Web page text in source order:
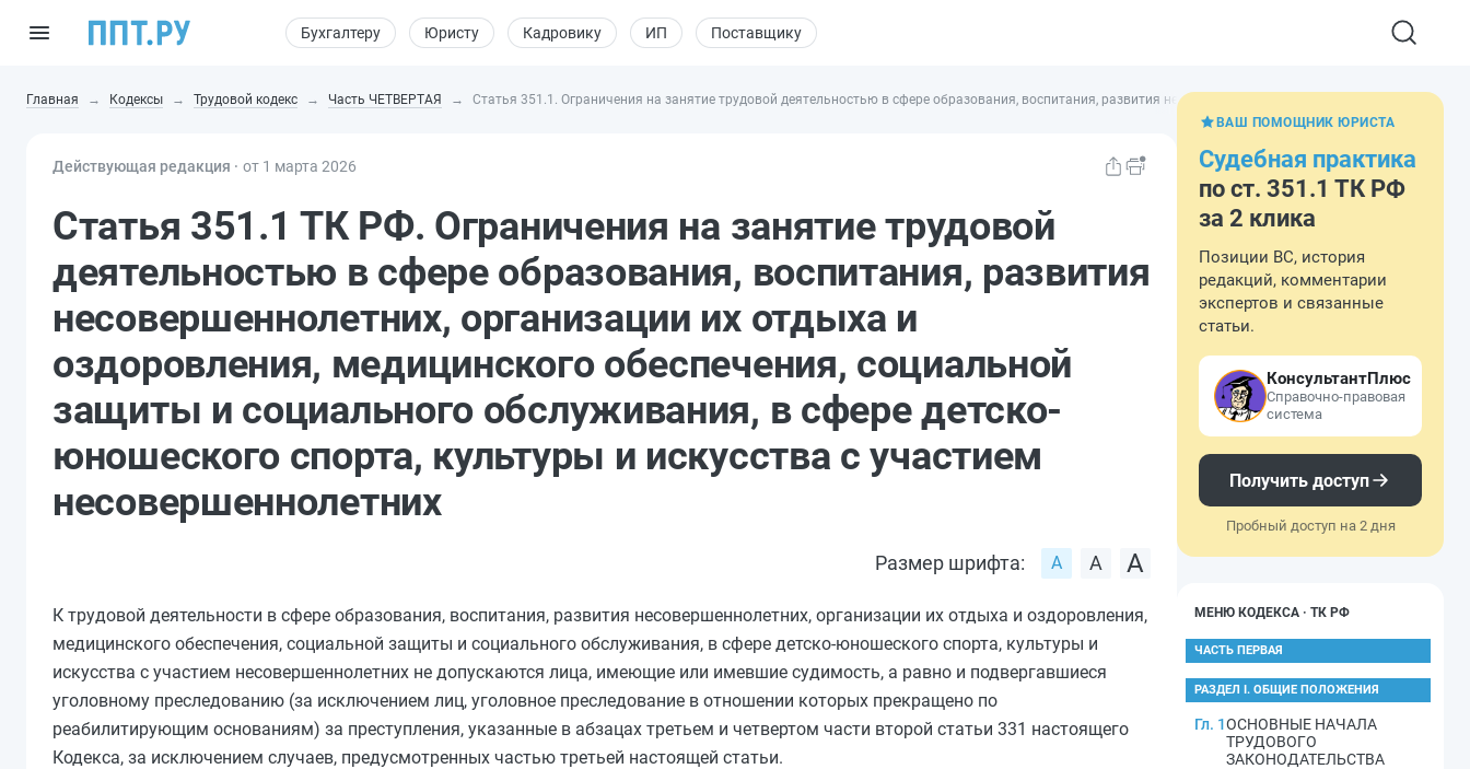
Бухгалтеру Юристу Кадровику ИП Поставщику
Главная Кодексы Трудовой кодекс Часть ЧЕТВЕРТАЯ Статья 351.1. Ограничения на занятие трудовой деятельностью в сфере образования, воспитания, развития несовершеннолетних, организации их
Действующая редакция ⸱ от 1 марта 2026
Статья 351.1 ТК РФ. Ограничения на занятие трудовой
деятельностью в сфере образования, воспитания, развития
несовершеннолетних, организации их отдыха и
оздоровления, медицинского обеспечения, социальной
защиты и социального обслуживания, в сфере детско-
юношеского спорта, культуры и искусства с участием
несовершеннолетних
Размер шрифта:
К трудовой деятельности в сфере образования, воспитания, развития несовершеннолетних, организации их отдыха и оздоровления,
медицинского обеспечения, социальной защиты и социального обслуживания, в сфере детско-юношеского спорта, культуры и
искусства с участием несовершеннолетних не допускаются лица, имеющие или имевшие судимость, а равно и подвергавшиеся
уголовному преследованию (за исключением лиц, уголовное преследование в отношении которых прекращено по
реабилитирующим основаниям) за преступления, указанные в абзацах третьем и четвертом части второй статьи 331 настоящего
Кодекса, за исключением случаев, предусмотренных частью третьей настоящей статьи.
ВАШ ПОМОЩНИК ЮРИСТА
Судебная практика
по ст. 351.1 ТК РФ
за 2 клика
Позиции ВС, история
редакций, комментарии
экспертов и связанные
статьи.
КонсультантПлюс
Справочно-правовая
система
Получить доступ
Пробный доступ на 2 дня
МЕНЮ КОДЕКСА · ТК РФ
ЧАСТЬ ПЕРВАЯ
РАЗДЕЛ I. ОБЩИЕ ПОЛОЖЕНИЯ
Гл. 1ОСНОВНЫЕ НАЧАЛА
ТРУДОВОГО
ЗАКОНОДАТЕЛЬСТВА